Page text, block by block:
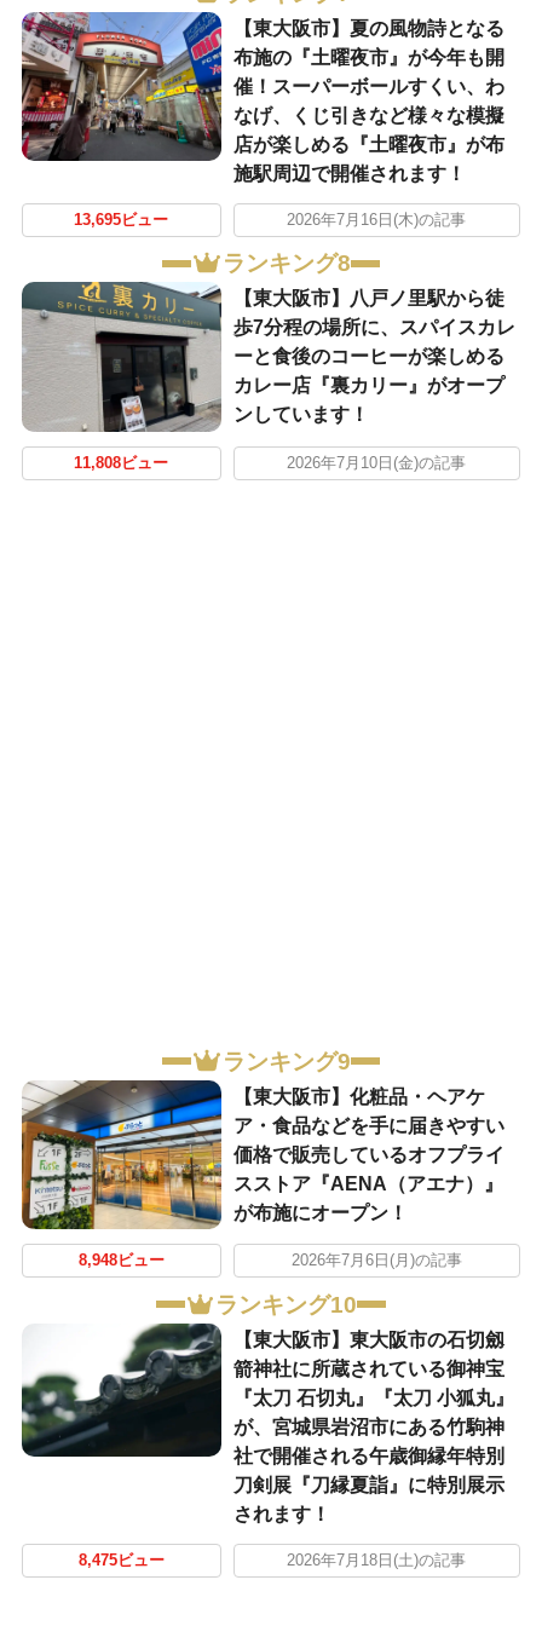
【東大阪市】夏の風物詩となる
布施の『土曜夜市』が今年も開
催！スーパーボールすくい、わ
なげ、くじ引きなど様々な模擬
店が楽しめる『土曜夜市』が布
施駅周辺で開催されます！
13,695ビュー 2026年7月16日(木)の記事
ランキング8
【東大阪市】八戸ノ里駅から徒
歩7分程の場所に、スパイスカレ
ーと食後のコーヒーが楽しめる
カレー店『裏カリー』がオープ
ンしています！
11,808ビュー 2026年7月10日(金)の記事
ランキング9
【東大阪市】化粧品・ヘアケ
ア・食品などを手に届きやすい
価格で販売しているオフプライ
スストア『AENA（アエナ）』
が布施にオープン！
8,948ビュー 2026年7月6日(月)の記事
ランキング10
【東大阪市】東大阪市の石切劔
箭神社に所蔵されている御神宝
『太刀 石切丸』『太刀 小狐丸』
が、宮城県岩沼市にある竹駒神
社で開催される午歳御縁年特別
刀剣展『刀縁夏詣』に特別展示
されます！
8,475ビュー 2026年7月18日(土)の記事